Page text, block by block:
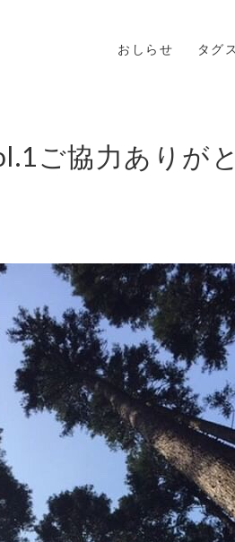
おしらせ タグ
ご協力ありが